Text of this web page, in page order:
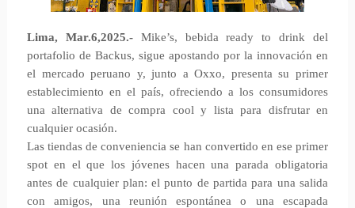
Lima, Mar.6,2025.- Mike’s, bebida ready to drink del
portafolio de Backus, sigue apostando por la innovación en
el mercado peruano y, junto a Oxxo, presenta su primer
establecimiento en el país, ofreciendo a los consumidores
una alternativa de compra cool y lista para disfrutar en
cualquier ocasión.
Las tiendas de conveniencia se han convertido en ese primer
spot en el que los jóvenes hacen una parada obligatoria
antes de cualquier plan: el punto de partida para una salida
con amigos, una reunión espontánea o una escapada